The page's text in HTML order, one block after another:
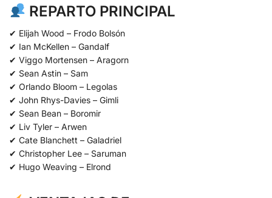
REPARTO PRINCIPAL
✔ Elijah Wood – Frodo Bolsón
✔ Ian McKellen – Gandalf
✔ Viggo Mortensen – Aragorn
✔ Sean Astin – Sam
✔ Orlando Bloom – Legolas
✔ John Rhys-Davies – Gimli
✔ Sean Bean – Boromir
✔ Liv Tyler – Arwen
✔ Cate Blanchett – Galadriel
✔ Christopher Lee – Saruman
✔ Hugo Weaving – Elrond